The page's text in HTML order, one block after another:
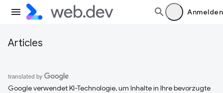
Anmelden
Articles
Google verwendet KI-Technologie, um Inhalte in Ihre bevorzugte